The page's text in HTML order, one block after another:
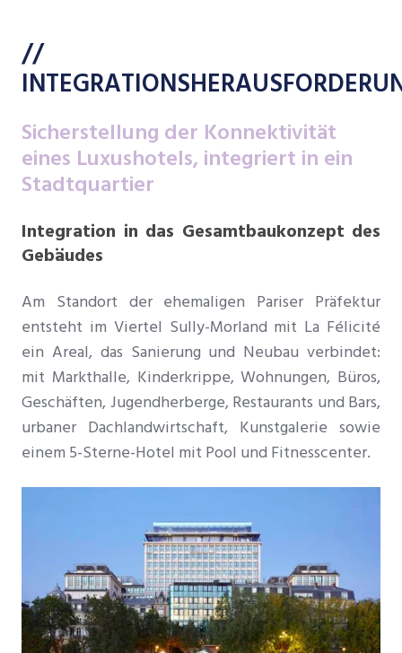
//
Sicherstellung der Konnektivität
eines Luxushotels, integriert in ein
Stadtquartier
Integration in das Gesamtbaukonzept des
Gebäudes
Am Standort der ehemaligen Pariser Präfektur
entsteht im Viertel Sully-Morland mit La Félicité
ein Areal, das Sanierung und Neubau verbindet:
mit Markthalle, Kinderkrippe, Wohnungen, Büros,
Geschäften, Jugendherberge, Restaurants und Bars,
urbaner Dachlandwirtschaft, Kunstgalerie sowie
einem 5-Sterne-Hotel mit Pool und Fitnesscenter.